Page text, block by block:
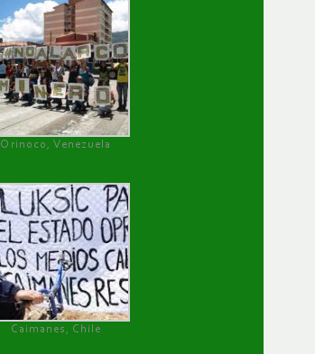
Orinoco, Venezuela
Caimanes, Chile